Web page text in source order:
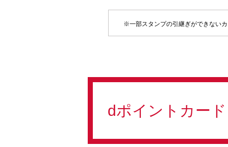
※一部スタンプの引継ぎができない
dポイントカー